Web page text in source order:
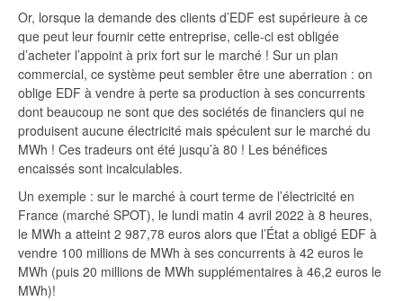
Or, lorsque la demande des clients d’EDF est supérieure à ce
que peut leur fournir cette entreprise, celle-ci est obligée
d’acheter l’appoint à prix fort sur le marché ! Sur un plan
commercial, ce système peut sembler être une aberration : on
oblige EDF à vendre à perte sa production à ses concurrents
dont beaucoup ne sont que des sociétés de financiers qui ne
produisent aucune électricité mais spéculent sur le marché du
MWh ! Ces tradeurs ont été jusqu’à 80 ! Les bénéfices
encaissés sont incalculables.
Un exemple : sur le marché à court terme de l’électricité en
France (marché SPOT), le lundi matin 4 avril 2022 à 8 heures,
le MWh a atteint 2 987,78 euros alors que l’État a obligé EDF à
vendre 100 millions de MWh à ses concurrents à 42 euros le
MWh (puis 20 millions de MWh supplémentaires à 46,2 euros le
MWh)!